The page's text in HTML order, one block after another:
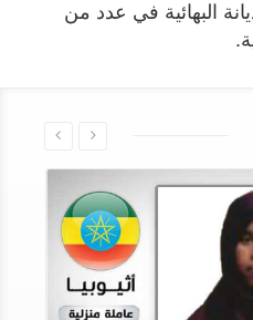
البهائية في عدد من